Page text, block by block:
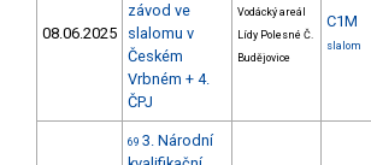
08.06.2025
závod ve
slalomu v
Českém
Vrbném + 4.
ČPJ
Vodácký areál
Lídy Polesné Č.
Budějovice
C1M
slalom
69 3. Národní